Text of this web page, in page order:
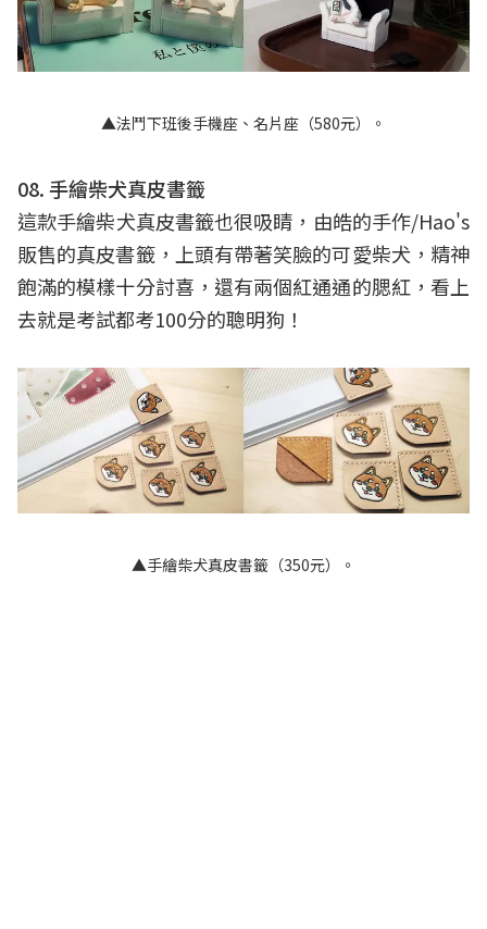
▲法鬥下班後手機座、名片座（580元）。
08. 手繪柴犬真皮書籤
這款手繪柴犬真皮書籤也很吸睛，由皓的手作/Hao's
販售的真皮書籤，上頭有帶著笑臉的可愛柴犬，精神
飽滿的模樣十分討喜，還有兩個紅通通的腮紅，看上
去就是考試都考100分的聰明狗！
▲手繪柴犬真皮書籤（350元）。